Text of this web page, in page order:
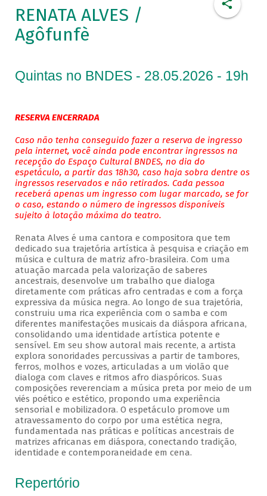
RENATA ALVES /
Agôfunfè
Quintas no BNDES - 28.05.2026 - 19h
RESERVA ENCERRADA
Caso não tenha conseguido fazer a reserva de ingresso
pela internet, você ainda pode encontrar ingressos na
recepção do Espaço Cultural BNDES, no dia do
espetáculo, a partir das 18h30, caso haja sobra dentre os
ingressos reservados e não retirados. Cada pessoa
receberá apenas um ingresso com lugar marcado, se for
o caso, estando o número de ingressos disponíveis
sujeito à lotação máxima do teatro.
Renata Alves é uma cantora e compositora que tem
dedicado sua trajetória artística à pesquisa e criação em
música e cultura de matriz afro-brasileira. Com uma
atuação marcada pela valorização de saberes
ancestrais, desenvolve um trabalho que dialoga
diretamente com práticas afro centradas e com a força
expressiva da música negra. Ao longo de sua trajetória,
construiu uma rica experiência com o samba e com
diferentes manifestações musicais da diáspora africana,
consolidando uma identidade artística potente e
sensível. Em seu show autoral mais recente, a artista
explora sonoridades percussivas a partir de tambores,
ferros, molhos e vozes, articuladas a um violão que
dialoga com claves e ritmos afro diaspóricos. Suas
composições reverenciam a música preta por meio de um
viés poético e estético, propondo uma experiência
sensorial e mobilizadora. O espetáculo promove um
atravessamento do corpo por uma estética negra,
fundamentada nas práticas e políticas ancestrais de
matrizes africanas em diáspora, conectando tradição,
identidade e contemporaneidade em cena.
Repertório